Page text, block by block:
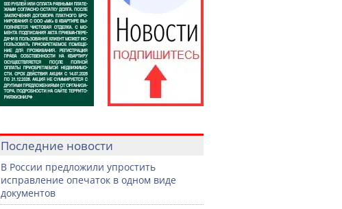
Последние новости
В России предложили упростить
исправление опечаток в одном виде
документов